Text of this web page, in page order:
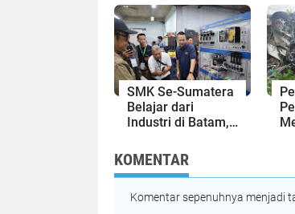
Targetkan
Realisasi
Pembangunan
Lampaui 50
Persen
SMK Se-Sumatera
Belajar dari
Industri di Batam,
Siap Kerja Era
Digital
KOMENTAR
Komentar sepenuhnya menjadi